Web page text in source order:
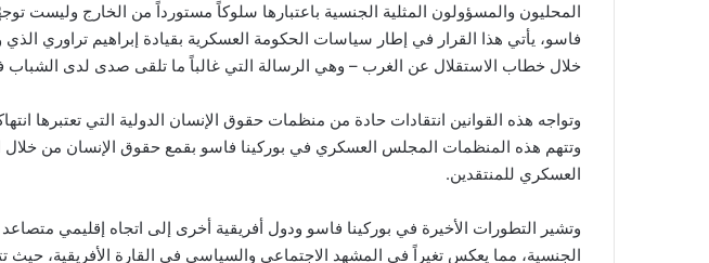
المحليون والمسؤولون المثلية الجنسية باعتبارها سلوكاً مستورداً من الخارج وليست
فاسو، يأتي هذا القرار في إطار سياسات الحكومة العسكرية بقيادة إبراهيم تراوري
خلال خطاب الاستقلال عن الغرب – وهي الرسالة التي غالباً ما تلقى صدى لدى الشباب
وتواجه هذه القوانين انتقادات حادة من منظمات حقوق الإنسان الدولية التي تعتبرها
وتتهم هذه المنظمات المجلس العسكري في بوركينا فاسو بقمع حقوق الإنسان من خلال
العسكري للمنتقدين.
وتشير التطورات الأخيرة في بوركينا فاسو ودول أفريقية أخرى إلى اتجاه إقليمي متصاعد
الجنسية، مما يعكس تغيراً في المشهد الاجتماعي والسياسي في القارة الأفريقية، حيث